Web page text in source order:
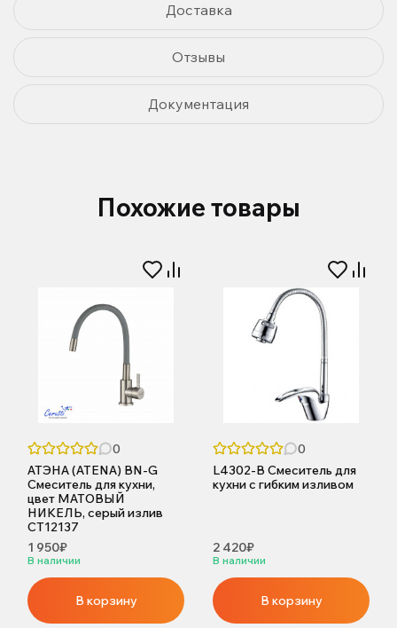
Доставка
Отзывы
Документация
Похожие товары
0
АТЭНА (ATENA) BN-G
Cмеситель для кухни,
цвет МАТОВЫЙ
НИКЕЛЬ, серый излив
CT12137
1 950₽
В наличии
В корзину
0
L4302-B Смеситель для
кухни с гибким изливом
2 420₽
В наличии
В корзину